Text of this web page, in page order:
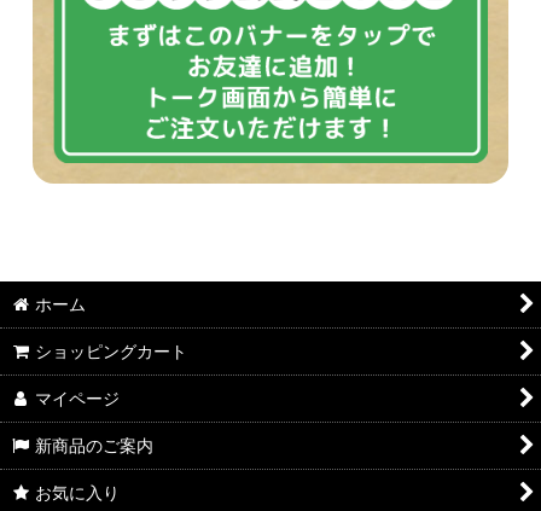
ホーム
ショッピングカート
マイページ
新商品のご案内
お気に入り